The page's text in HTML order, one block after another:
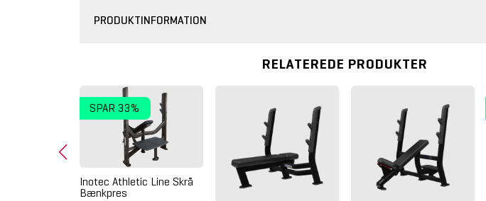
PRODUKTINFORMATION
RELATEREDE PRODUKTER
SPAR 33%
Inotec Athletic Line Skrå
Bænkpres